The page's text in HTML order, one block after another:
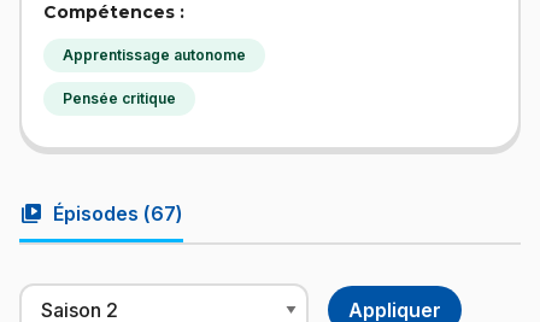
Compétences :
Apprentissage autonome
Pensée critique
video_library Épisodes (67)